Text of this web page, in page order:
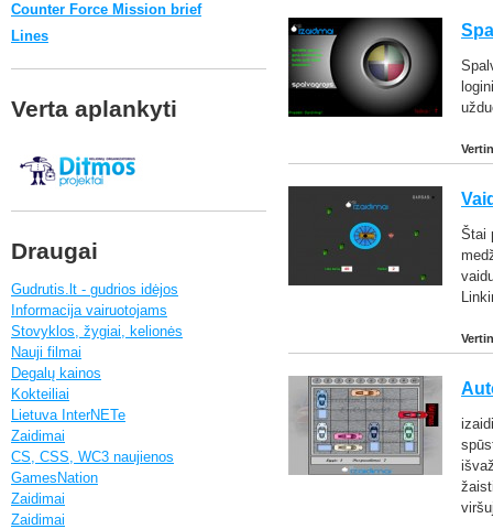
Štai
Counter Force Mission brief
Lines
Verta aplankyti
Draugai
Gudrutis.lt - gudrios idėjos
Informacija vairuotojams
Stovyklos, žygiai, kelionės
Nauji filmai
Degalų kainos
Kokteiliai
Lietuva InterNETe
Zaidimai
CS, CSS, WC3 naujienos
GamesNation
Zaidimai
Zaidimai